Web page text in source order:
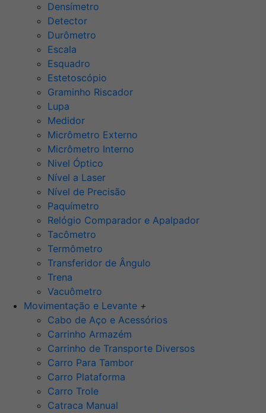
Densímetro
Detector
Durômetro
Escala
Esquadro
Estetoscópio
Graminho Riscador
Lupa
Medidor
Micrômetro Externo
Micrômetro Interno
Nivel Óptico
Nível a Laser
Nível de Precisão
Paquímetro
Relógio Comparador e Apalpador
Tacômetro
Termômetro
Transferidor de Ângulo
Trena
Vacuômetro
Movimentação e Levante +
Cabo de Aço e Acessórios
Carrinho Armazém
Carrinho de Transporte Diversos
Carro Para Tambor
Carro Plataforma
Carro Trole
Catraca Manual